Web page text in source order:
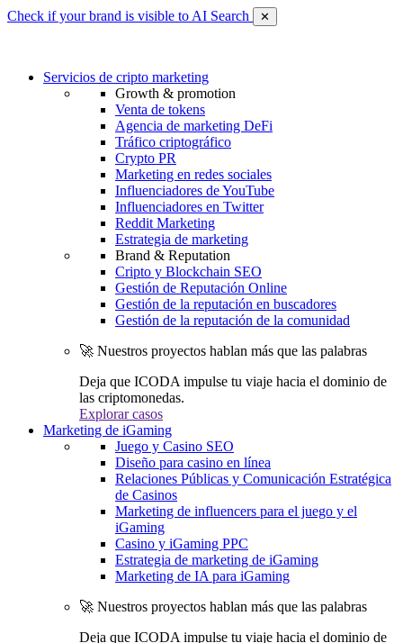
Check if your brand is visible to AI Search ✕
Servicios de cripto marketing
Growth & promotion
Venta de tokens
Agencia de marketing DeFi
Tráfico criptográfico
Crypto PR
Marketing en redes sociales
Influenciadores de YouTube
Influenciadores en Twitter
Reddit Marketing
Estrategia de marketing
Brand & Reputation
Cripto y Blockchain SEO
Gestión de Reputación Online
Gestión de la reputación en buscadores
Gestión de la reputación de la comunidad
🚀 Nuestros proyectos hablan más que las palabras
Deja que ICODA impulse tu viaje hacia el dominio de
las criptomonedas.
Explorar casos
Marketing de iGaming
Juego y Casino SEO
Diseño para casino en línea
Relaciones Públicas y Comunicación Estratégica
de Casinos
Marketing de influencers para el juego y el
iGaming
Casino y iGaming PPC
Estrategia de marketing de iGaming
Marketing de IA para iGaming
🚀 Nuestros proyectos hablan más que las palabras
Deja que ICODA impulse tu viaje hacia el dominio de